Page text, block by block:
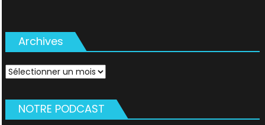
Archives
Archives
NOTRE PODCAST